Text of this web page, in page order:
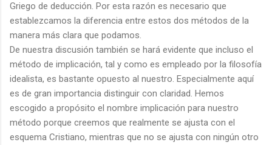
Griego de deducción. Por esta razón es necesario que
establezcamos la diferencia entre estos dos métodos de la
manera más clara que podamos.
De nuestra discusión también se hará evidente que incluso el
método de implicación, tal y como es empleado por la filosofía
idealista, es bastante opuesto al nuestro. Especialmente aquí
es de gran importancia distinguir con claridad. Hemos
escogido a propósito el nombre implicación para nuestro
método porque creemos que realmente se ajusta con el
esquema Cristiano, mientras que no se ajusta con ningún otro